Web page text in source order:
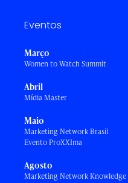
Eventos
Março
Women to Watch Summit
Abril
Mídia Master
Maio
Marketing Network Brasil
Evento ProXXIma
Agosto
Marketing Network Knowledge